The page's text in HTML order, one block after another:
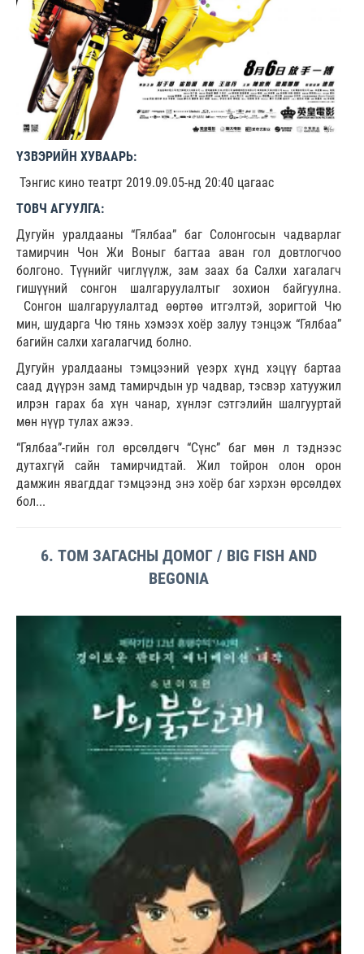
ҮЗВЭРИЙН ХУВААРЬ:
Тэнгис кино театрт 2019.09.05-нд 20:40 цагаас
ТОВЧ АГУУЛГА:
Дугуйн уралдааны “Гялбаа” баг Солонгосын чадварлаг
тамирчин Чон Жи Воныг багтаа аван гол довтлогчоо
болгоно. Түүнийг чиглүүлж, зам заах ба Салхи хагалагч
гишүүний сонгон шалгаруулалтыг зохион байгуулна.
Сонгон шалгаруулалтад өөртөө итгэлтэй, зоригтой Чю
мин, шударга Чю тянь хэмээх хоёр залуу тэнцэж “Гялбаа”
багийн салхи хагалагчид болно.
Дугуйн уралдааны тэмцээний үеэрх хүнд хэцүү бартаа
саад дүүрэн замд тамирчдын ур чадвар, тэсвэр хатуужил
илрэн гарах ба хүн чанар, хүнлэг сэтгэлийн шалгууртай
мөн нүүр тулах ажээ.
“Гялбаа”-гийн гол өрсөлдөгч “Сүнс” баг мөн л тэднээс
дутахгүй сайн тамирчидтай. Жил тойрон олон орон
дамжин явагддаг тэмцээнд энэ хоёр баг хэрхэн өрсөлдөх
бол...
6. ТОМ ЗАГАСНЫ ДОМОГ / BIG FISH AND
BEGONIA